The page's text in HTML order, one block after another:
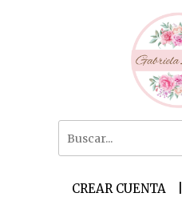
CREAR CUENTA